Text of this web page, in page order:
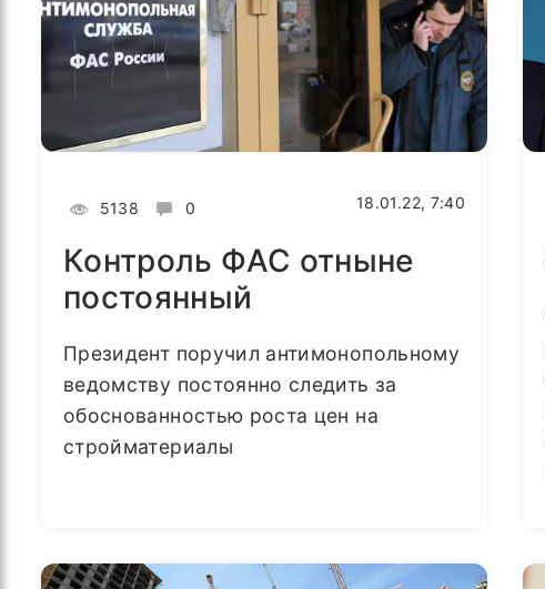
5138 0 18.01.22, 7:40
Контроль ФАС отныне
постоянный
Президент поручил антимонопольному
ведомству постоянно следить за
обоснованностью роста цен на
стройматериалы